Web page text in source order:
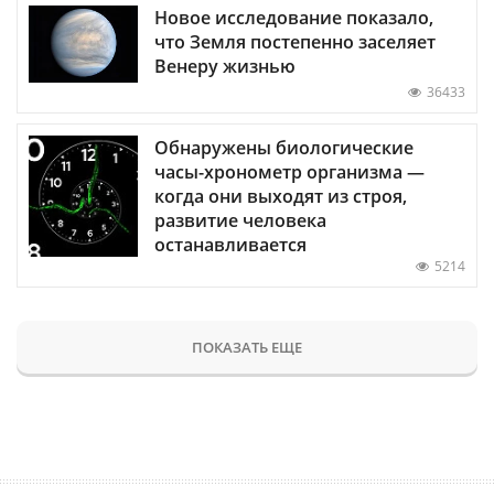
Новое исследование показало,
что Земля постепенно заселяет
Венеру жизнью
36433
Обнаружены биологические
часы-хронометр организма —
когда они выходят из строя,
развитие человека
останавливается
5214
ПОКАЗАТЬ ЕЩЕ